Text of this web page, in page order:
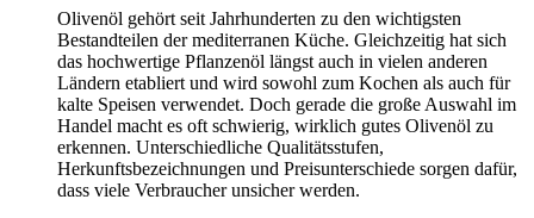
Olivenöl gehört seit Jahrhunderten zu den wichtigsten
Bestandteilen der mediterranen Küche. Gleichzeitig hat sich
das hochwertige Pflanzenöl längst auch in vielen anderen
Ländern etabliert und wird sowohl zum Kochen als auch für
kalte Speisen verwendet. Doch gerade die große Auswahl im
Handel macht es oft schwierig, wirklich gutes Olivenöl zu
erkennen. Unterschiedliche Qualitätsstufen,
Herkunftsbezeichnungen und Preisunterschiede sorgen dafür,
dass viele Verbraucher unsicher werden.